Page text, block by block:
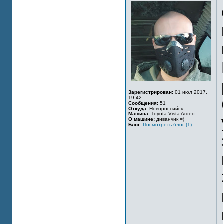
Зарегистрирован: 01 июл 2017,
19:42
Сообщения: 51
Откуда: Новороссийск
Машина: Toyota Vista Ardeo
О машине: диванчик =)
Блог: Посмотреть блог (1)